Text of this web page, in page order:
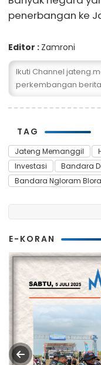
penerbangan ke
Editor : Zamroni
Ikuti Channel
perkembangan
TAG
Jateng Memanggil
Investasi
Bandara
Bandara Ngloram Blora
E-KORAN